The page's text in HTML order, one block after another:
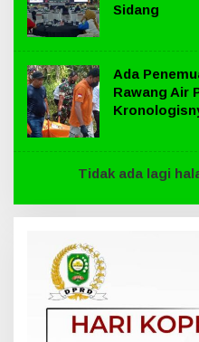
Sidang
Ada
Rawang Air
Tidak ada lagi